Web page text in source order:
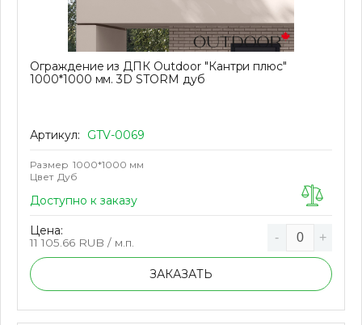
Ограждение из ДПК Outdoor "Кантри плюс"
1000*1000 мм. 3D STORM дуб
Артикул: GTV-0069
Размер 1000*1000 мм
Цвет Дуб
Доступно к заказу
Цена:
11 105.66 RUB / м.п. - +
ЗАКАЗАТЬ